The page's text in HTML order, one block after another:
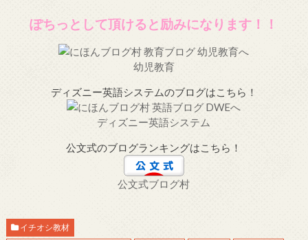
ぽちっとして頂けると励みになります！！
幼児教育
ディズニー英語システムのブログはこちら！
ディズニー英語システム
公文式のブログランキングはこちら！
公文式ブログ村
イチオシ教材